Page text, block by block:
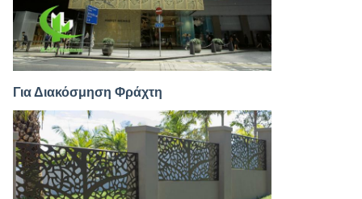
Για Διακόσμηση Φράχτη